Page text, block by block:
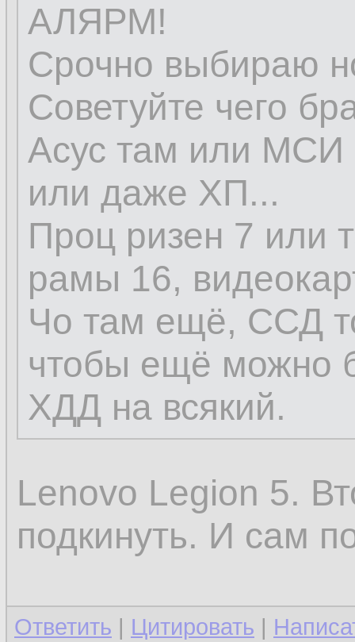
АЛЯРМ!
Срочно выбираю
Советуйте чего
Асус там или МСИ
или даже ХП...
Проц ризен 7 или
рамы 16,
Чо там ещё, ССД
чтобы ещё можно
ХДД на всякий.
Lenovo Legion 5.
подкинуть. И сам
Ответить | Цитировать |